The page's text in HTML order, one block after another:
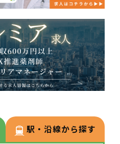
駅・沿線から探す